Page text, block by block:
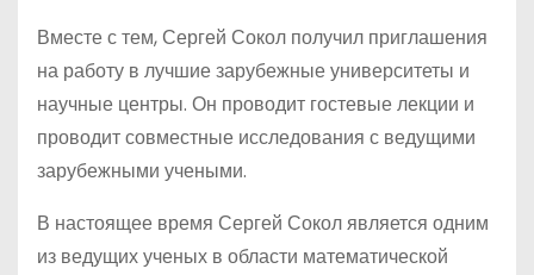
Вместе с тем, Сергей Сокол получил приглашения
на работу в лучшие зарубежные университеты и
научные центры. Он проводит гостевые лекции и
проводит совместные исследования с ведущими
зарубежными учеными.
В настоящее время Сергей Сокол является одним
из ведущих ученых в области математической